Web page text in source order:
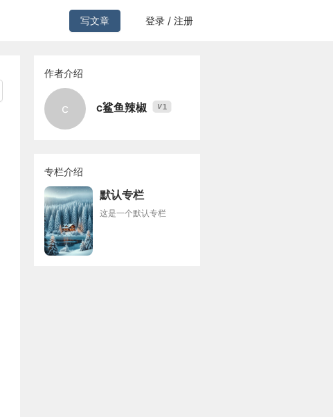
写文章 登录 / 注册
作者介绍
c c鲨鱼辣椒 V1
专栏介绍
默认专栏
这是一个默认专栏